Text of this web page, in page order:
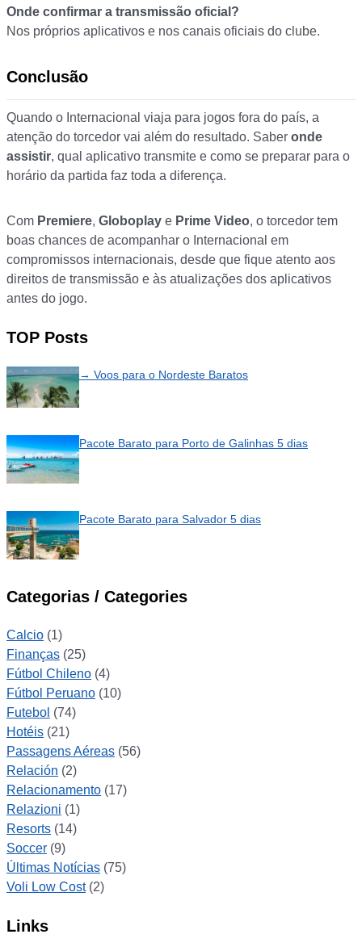
Onde confirmar a transmissão oficial?
Nos próprios aplicativos e nos canais oficiais do clube.
Conclusão
Quando o Internacional viaja para jogos fora do país, a
atenção do torcedor vai além do resultado. Saber onde
assistir, qual aplicativo transmite e como se preparar para o
horário da partida faz toda a diferença.
Com Premiere, Globoplay e Prime Video, o torcedor tem
boas chances de acompanhar o Internacional em
compromissos internacionais, desde que fique atento aos
direitos de transmissão e às atualizações dos aplicativos
antes do jogo.
TOP Posts
→ Voos para o Nordeste Baratos
Pacote Barato para Porto de Galinhas 5 dias
Pacote Barato para Salvador 5 dias
Categorias / Categories
Calcio (1)
Finanças (25)
Fútbol Chileno (4)
Fútbol Peruano (10)
Futebol (74)
Hotéis (21)
Passagens Aéreas (56)
Relación (2)
Relacionamento (17)
Relazioni (1)
Resorts (14)
Soccer (9)
Últimas Notícias (75)
Voli Low Cost(2)
Links